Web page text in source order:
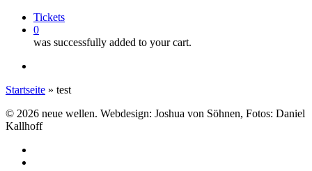
Tickets
0
was successfully added to your cart.
Startseite » test
© 2026 neue wellen. Webdesign: Joshua von Söhnen, Fotos: Daniel
Kallhoff